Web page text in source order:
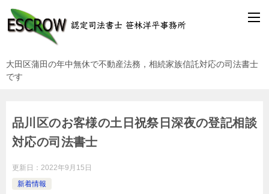
大田区蒲田の年中無休で不動産法務，相続家族信託対応の司法書士
です
品川区のお客様の土日祝祭日深夜の登記相談
対応の司法書士
更新日： 2022年9月15日
新着情報